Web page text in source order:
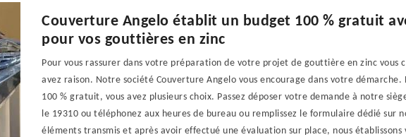
Couverture Angelo établit un budget 100 % gratuit
pour vos gouttières en zinc
Pour vous rassurer dans votre préparation de votre projet de gouttière en zinc vous
avez raison. Notre société Couverture Angelo vous encourage dans votre
100 % gratuit, vous avez plusieurs choix. Passez déposer votre demande à notre
le 19310 ou téléphonez aux heures de bureau ou remplissez le formulaire dédié sur
éléments transmis et après avoir effectué une évaluation sur place, nous établissons